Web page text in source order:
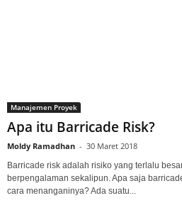
Manajemen Proyek
Apa itu Barricade Risk?
Moldy Ramadhan - 30 Maret 2018
Barricade risk adalah risiko yang terlalu
berpengalaman sekalipun. Apa saja
cara menanganinya? Ada suatu...